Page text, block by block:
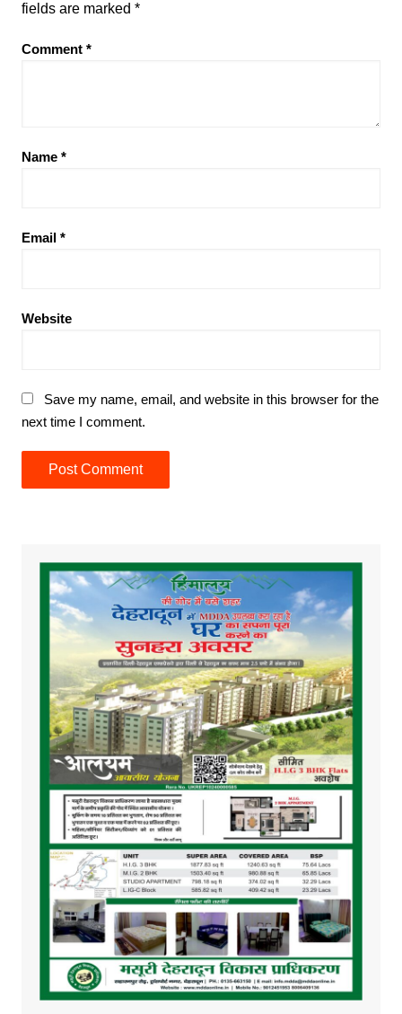
fields are marked *
Comment *
Name *
Email *
Website
Save my name, email, and website in this browser for the
next time I comment.